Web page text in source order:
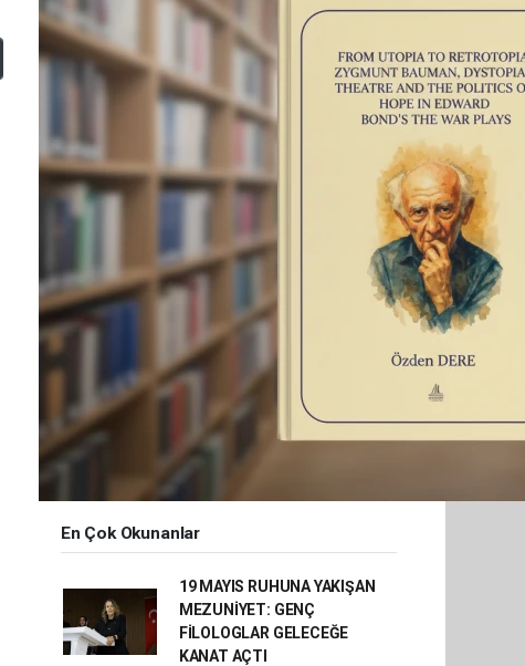
En Çok Okunanlar
19 MAYIS RUHUNA YAKIŞAN
MEZUNİYET: GENÇ
FİLOLOGLAR GELECEĞE
KANAT AÇTI